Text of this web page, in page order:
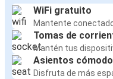
WiFi gratuito
Mantente
Tomas de
Mantén tus
Asientos
Disfruta de más